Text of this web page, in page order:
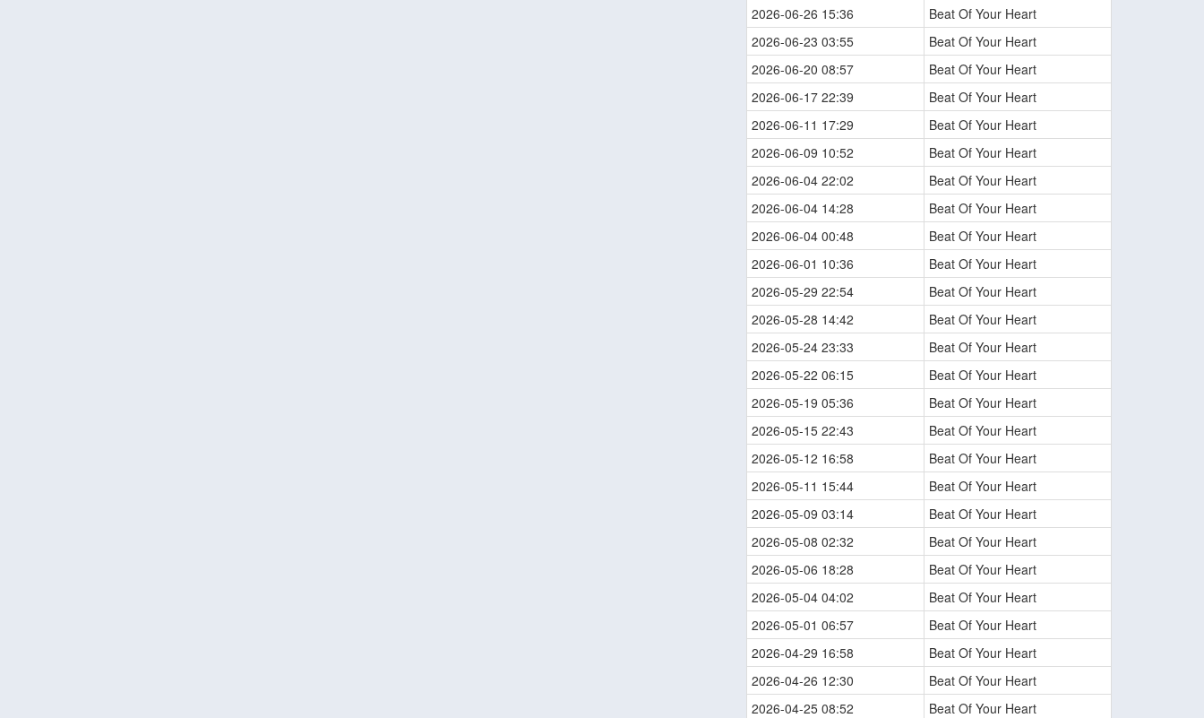
2026-06-26 15:36
Beat Of Your Heart
2026-06-23 03:55
Beat Of Your Heart
2026-06-20 08:57
Beat Of Your Heart
2026-06-17 22:39
Beat Of Your Heart
2026-06-11 17:29
Beat Of Your Heart
2026-06-09 10:52
Beat Of Your Heart
2026-06-04 22:02
Beat Of Your Heart
2026-06-04 14:28
Beat Of Your Heart
2026-06-04 00:48
Beat Of Your Heart
2026-06-01 10:36
Beat Of Your Heart
2026-05-29 22:54
Beat Of Your Heart
2026-05-28 14:42
Beat Of Your Heart
2026-05-24 23:33
Beat Of Your Heart
2026-05-22 06:15
Beat Of Your Heart
2026-05-19 05:36
Beat Of Your Heart
2026-05-15 22:43
Beat Of Your Heart
2026-05-12 16:58
Beat Of Your Heart
2026-05-11 15:44
Beat Of Your Heart
2026-05-09 03:14
Beat Of Your Heart
2026-05-08 02:32
Beat Of Your Heart
2026-05-06 18:28
Beat Of Your Heart
2026-05-04 04:02
Beat Of Your Heart
2026-05-01 06:57
Beat Of Your Heart
2026-04-29 16:58
Beat Of Your Heart
2026-04-26 12:30
Beat Of Your Heart
2026-04-25 08:52
Beat Of Your Heart